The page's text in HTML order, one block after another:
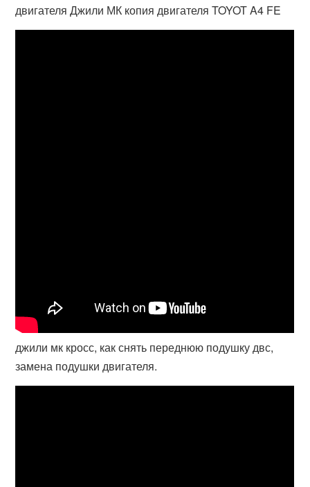
двигателя Джили МК копия двигателя TOYOT A4 FE
джили мк кросс, как снять переднюю подушку двс,
замена подушки двигателя.